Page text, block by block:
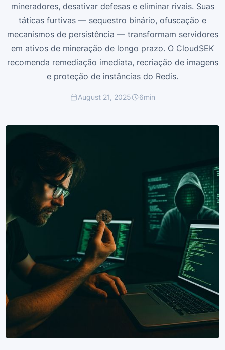
mineradores, desativar defesas e eliminar rivais. Suas
táticas furtivas — sequestro binário, ofuscação e
mecanismos de persistência — transformam servidores
em ativos de mineração de longo prazo. O CloudSEK
recomenda remediação imediata, recriação de imagens
e proteção de instâncias do Redis.
August 21, 2025 6min